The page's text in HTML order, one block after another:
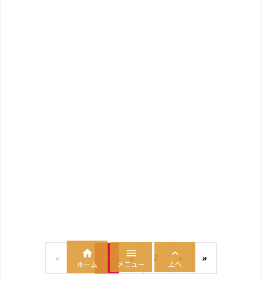
« 2 3 › »

ホーム

メニュー

上へ